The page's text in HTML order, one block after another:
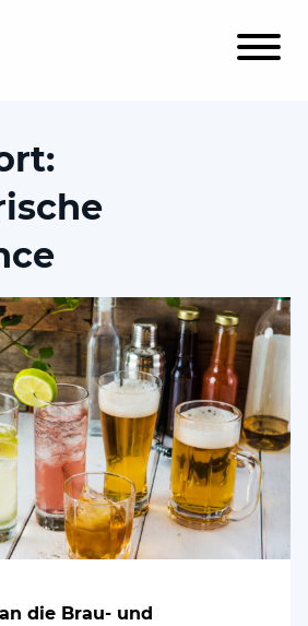
die Brau- und